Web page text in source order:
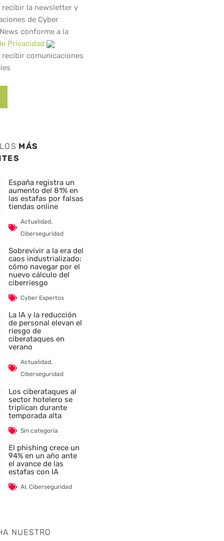
recibir la newsletter y
de Cyber
conforme a la
Privacidad
recibir comunicaciones
MÁS
España registra un
aumento del 81% en
las estafas por falsas
tiendas online
Actualidad,
Ciberseguridad
Sobrevivir a la era del
caos industrializado:
cómo navegar por el
nuevo cálculo del
ciberriesgo
Cyber Expertos
La IA y la reducción
de personal elevan el
riesgo de
ciberataques en
verano
Actualidad,
Ciberseguridad
Los ciberataques al
sector hotelero se
triplican durante
temporada alta
Sin categoría
El phishing crece un
94% en un año ante
el avance de las
estafas con IA
AI,Ciberseguridad
NUESTRO